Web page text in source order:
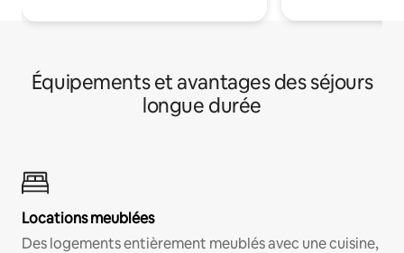
Équipements et avantages des séjours
longue durée
Locations meublées
Des logements entièrement meublés avec une cuisine,